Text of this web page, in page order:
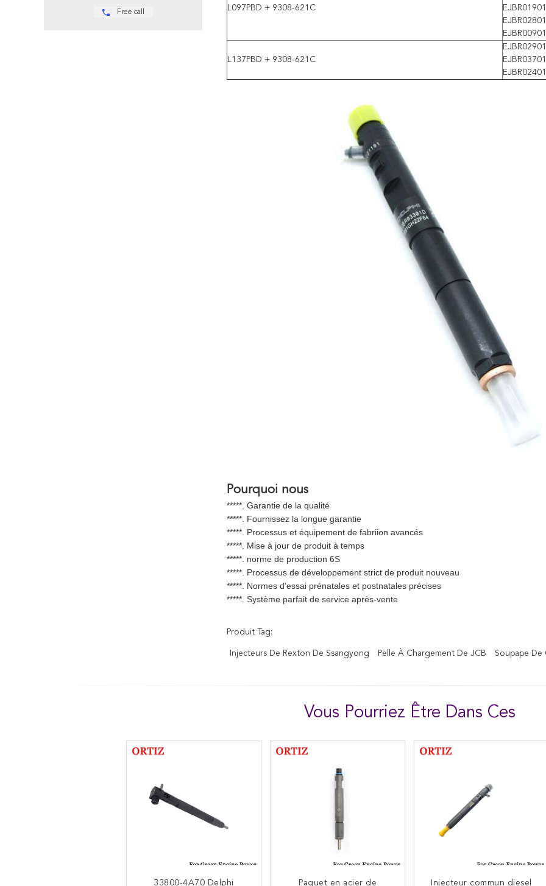
Free call L097PBD + 9308-621C
L137PBD + 9308-621C
Pourquoi nous
*****. Garantie de la qualité
*****. Fournissez la longue garantie
*****. Processus et équipement de fabriion avancés
*****. Mise à jour de produit à temps
*****. norme de production 6S
*****. Processus de développement strict de produit nouveau
*****. Normes d'essai prénatales et postnatales précises
*****. Système parfait de service après-vente
Produit Tag:
Injecteurs De Rexton De Ssangyong Pelle À Chargement De JCB Soupape De
Vous Pourriez Être Dans Ces
33800-4A70 Delphi
Paquet en acier de
Injecteur commun diesel
Soupape de commande
Longévité élevée
Valve à haute pression